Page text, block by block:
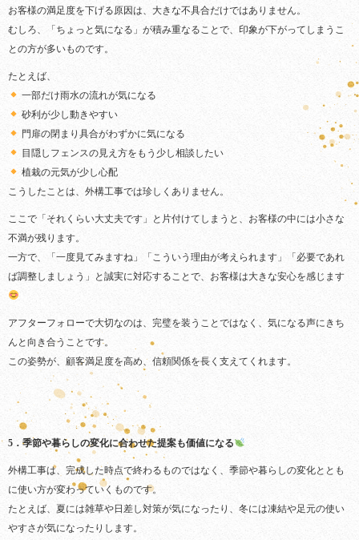
お客様の満足度を下げる原因は、大きな不具合だけではありません。
むしろ、「ちょっと気になる」が積み重なることで、印象が下がってしまうこ
との方が多いものです。
たとえば、
一部だけ雨水の流れが気になる
砂利が少し動きやすい
門扉の閉まり具合がわずかに気になる
目隠しフェンスの見え方をもう少し相談したい
植栽の元気が少し心配
こうしたことは、外構工事では珍しくありません。
ここで「それくらい大丈夫です」と片付けてしまうと、お客様の中には小さな
不満が残ります。
一方で、「一度見てみますね」「こういう理由が考えられます」「必要であれ
ば調整しましょう」と誠実に対応することで、お客様は大きな安心を感じます
アフターフォローで大切なのは、完璧を装うことではなく、気になる声にきち
んと向き合うことです。
この姿勢が、顧客満足度を高め、信頼関係を長く支えてくれます。
5．季節や暮らしの変化に合わせた提案も価値になる
外構工事は、完成した時点で終わるものではなく、季節や暮らしの変化ととも
に使い方が変わっていくものです。
たとえば、夏には雑草や日差し対策が気になったり、冬には凍結や足元の使い
やすさが気になったりします。